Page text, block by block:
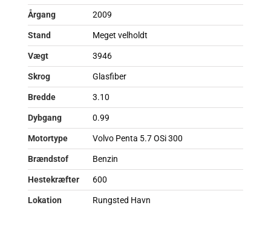
Årgang 2009
Stand Meget velholdt
Vægt 3946
Skrog Glasfiber
Bredde 3.10
Dybgang 0.99
Motortype Volvo Penta 5.7 OSi 300
Brændstof Benzin
Hestekræfter 600
Lokation Rungsted Havn